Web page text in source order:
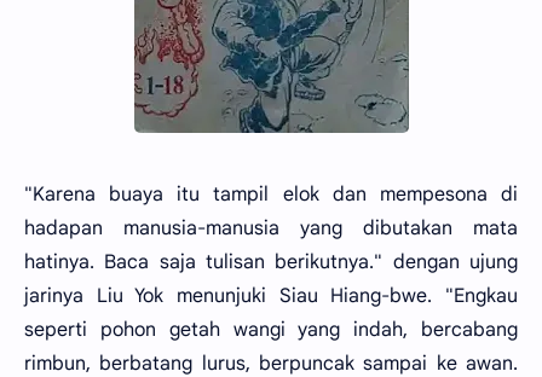
"Karena buaya itu tampil elok dan mempesona di
hadapan manusia-manusia yang dibutakan mata
hatinya. Baca saja tulisan berikutnya." dengan ujung
jarinya Liu Yok menunjuki Siau Hiang-bwe. "Engkau
seperti pohon getah wangi yang indah, bercabang
rimbun, berbatang lurus, berpuncak sampai ke awan.